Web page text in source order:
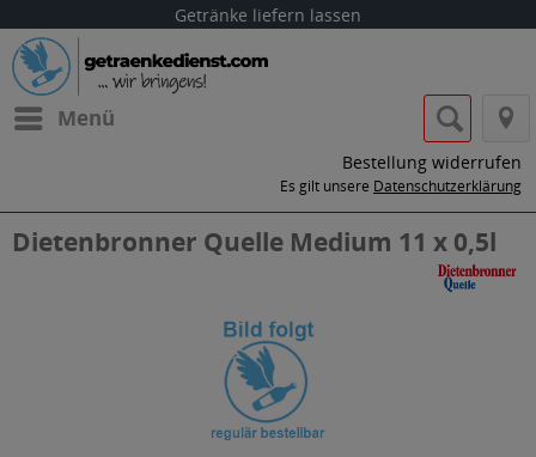
Getränke liefern lassen
Menü
Bestellung widerrufen
Es gilt unsere Datenschutzerklärung
Dietenbronner Quelle Medium 11 x 0,5l